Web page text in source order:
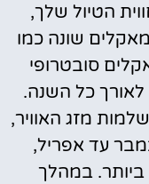
הטיול שלך,
שונה כמו
סובטרופי
כל השנה.
מזג האוויר,
עד אפריל,
במהלך